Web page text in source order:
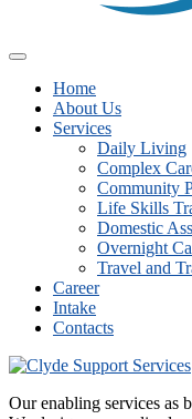
Home
About Us
Services
Daily Living
Complex
Community
Life Skills
Domestic
Overnight
Travel and
Career
Intake
Contacts
Our enabling services as